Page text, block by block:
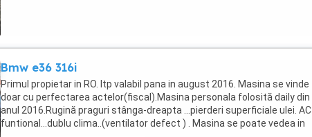
Bmw e36 316i
Primul propietar in RO. Itp valabil pana in august 2016. Masina se vinde
doar cu perfectarea actelor(fiscal).Masina personala folosită daily din
anul 2016.Rugină praguri stânga-dreapta ...pierderi superficiale ulei. AC
funtional...dublu clima..(ventilator defect ) . Masina se poate vedea in